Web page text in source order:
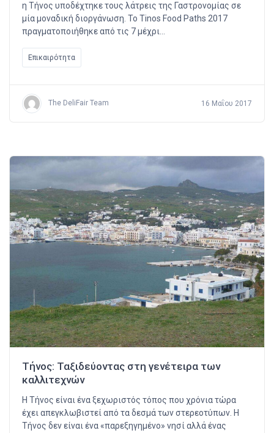
η Τήνος υποδέχτηκε τους λάτρεις της Γαστρονομίας σε
μία μοναδική διοργάνωση. Το Tinos Food Paths 2017
πραγματοποιήθηκε από τις 7 μέχρι…
Επικαιρότητα
The DeliFair Team 16 Μαΐου 2017
Τήνος: Ταξιδεύοντας στη γενέτειρα των
καλλιτεχνών
Η Τήνος είναι ένα ξεχωριστός τόπος που χρόνια τώρα
έχει απεγκλωβιστεί από τα δεσμά των στερεοτύπων. Η
Τήνος δεν είναι ένα «παρεξηγημένο» νησί αλλά ένας